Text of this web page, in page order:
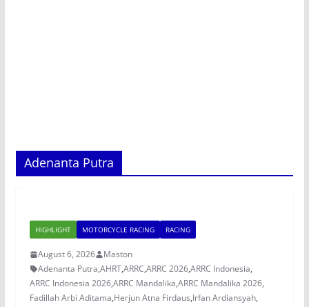
Adenanta Putra
HIGHLIGHT MOTORCYCLE RACING RACING
August 6, 2026
Maston
Adenanta Putra,AHRT,ARRC,ARRC 2026,ARRC Indonesia,
ARRC Indonesia 2026,ARRC Mandalika,ARRC Mandalika 2026,
Fadillah Arbi Aditama,Herjun Atna Firdaus,Irfan Ardiansyah,